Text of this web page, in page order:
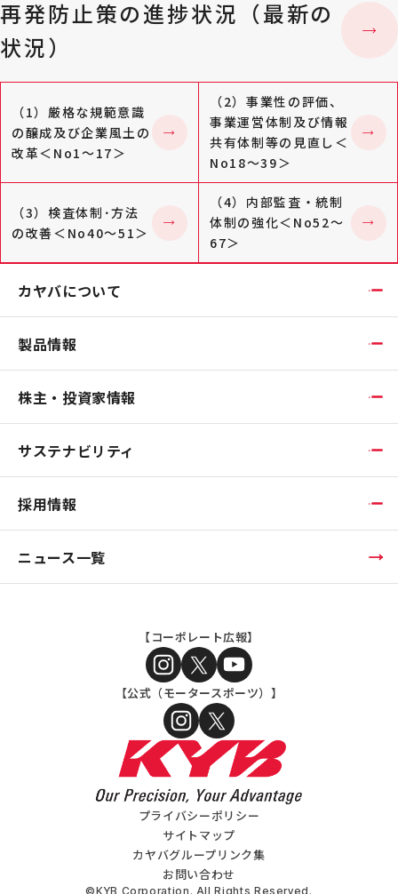
再発防止策の進捗状況（最新の
状況）
（1）厳格な規範意識
の醸成及び企業風土の
改革＜No1～17＞
（2）事業性の評価、
事業運営体制及び情報
共有体制等の見直し＜
No18～39＞
（3）検査体制･方法
の改善＜No40～51＞
（4）内部監査・統制
体制の強化＜No52～
67＞
カヤバについて
製品情報
株主・投資家情報
サステナビリティ
採用情報
ニュース一覧
【コーポレート広報】
【公式（モータースポーツ）】
プライバシーポリシー
サイトマップ
カヤバグループリンク集
お問い合わせ
©KYB Corporation. All Rights Reserved.